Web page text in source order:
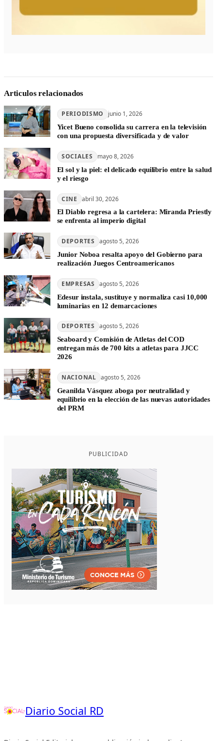
Articulos relacionados
PERIODISMO junio 1, 2026
Yicet Bueno consolida su carrera en la televisión
con una propuesta diversificada y de valor
SOCIALES mayo 8, 2026
El sol y la piel: el delicado equilibrio entre la salud
y el riesgo
CINE abril 30, 2026
El Diablo regresa a la cartelera: Miranda Priestly
se enfrenta al imperio digital
DEPORTES agosto 5, 2026
Junior Noboa resalta apoyo del Gobierno para
realización Juegos Centroamericanos
EMPRESAS agosto 5, 2026
Edesur instala, sustituye y normaliza casi 10,000
luminarias en 12 demarcaciones
DEPORTES agosto 5, 2026
Seaboard y Comisión de Atletas del COD
entregan más de 700 kits a atletas para JJCC
2026
NACIONAL agosto 5, 2026
Geanilda Vásquez aboga por neutralidad y
equilibrio en la elección de las nuevas autoridades
del PRM
PUBLICIDAD
Diario Social RD